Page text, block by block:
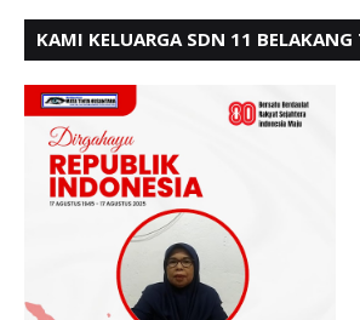
KAMI KELUARGA SDN 11 BELAKANG